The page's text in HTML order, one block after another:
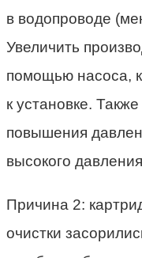
в водопроводе
Увеличить
помощью насоса,
к установке.
повышения
высокого
Причина 2:
очистки